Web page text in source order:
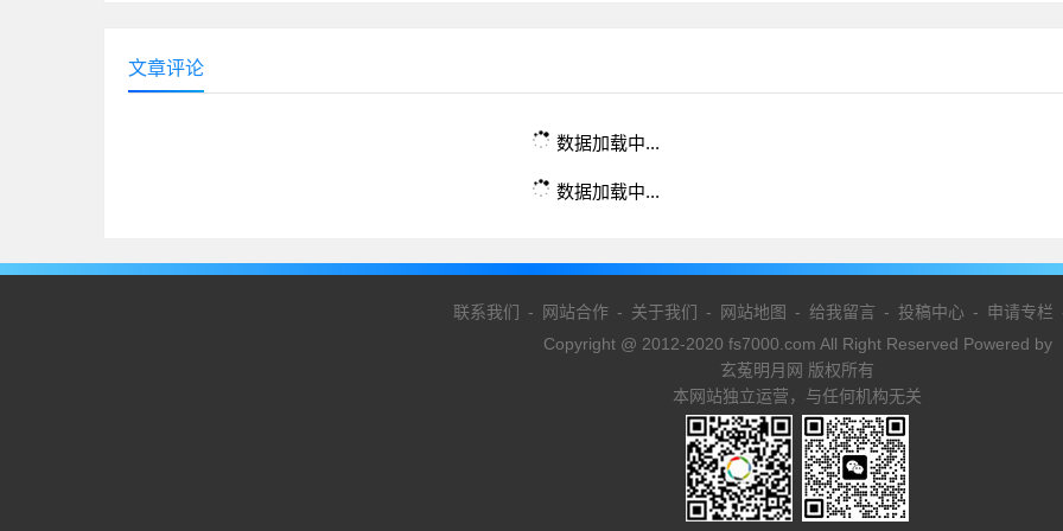
文章评论
数据加载中...
数据加载中...
联系我们 - 网站合作- 关于我们 - 网站地图 - 给我留言 - 投稿中心- 申请专栏
Copyright @ 2012-2020 fs7000.com All Right Reserved Powered by
玄菟明月网 版权所有
本网站独立运营，与任何机构无关